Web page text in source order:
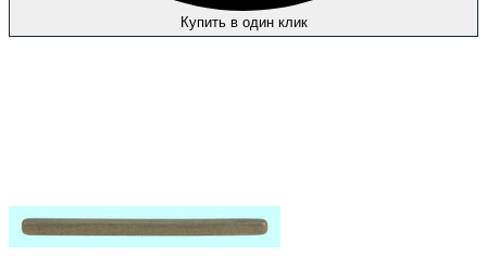
Купить в один клик